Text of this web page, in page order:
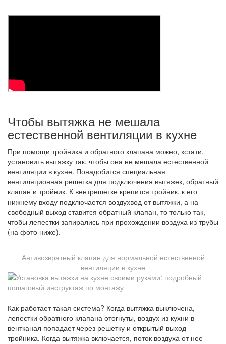
Чтобы вытяжка не мешала
естественной вентиляции в кухне
При помощи тройника и обратного клапана можно, кстати,
установить вытяжку так, чтобы она не мешала естественной
вентиляции в кухне. Понадобится специальная
вентиляционная решетка для подключения вытяжек, обратный
клапан и тройник. К вентрешетке крепится тройник, к его
нижнему входу подключается воздухвод от вытяжки, а на
свободный выход ставится обратный клапан, то только так,
чтобы лепестки запирались при прохождении воздуха из трубы
(на фото ниже).
Антивозвратный клапан для нормальной естественной
вентиляции в кухне
Как работает такая система? Когда вытяжка выключена,
лепестки обратного клапана отогнуты, воздух из кухни в
вентканал попадает через решетку и открытый выход
тройника. Когда вытяжка включается, поток воздуха от нее